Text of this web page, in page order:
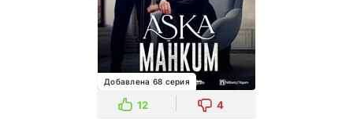
Добавлена 68 серия
12 4